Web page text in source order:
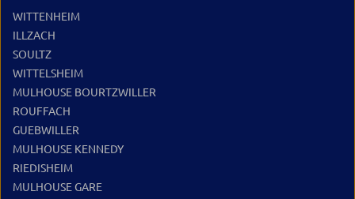
WITTENHEIM
ILLZACH
SOULTZ
WITTELSHEIM
MULHOUSE BOURTZWILLER
ROUFFACH
GUEBWILLER
MULHOUSE KENNEDY
RIEDISHEIM
MULHOUSE GARE